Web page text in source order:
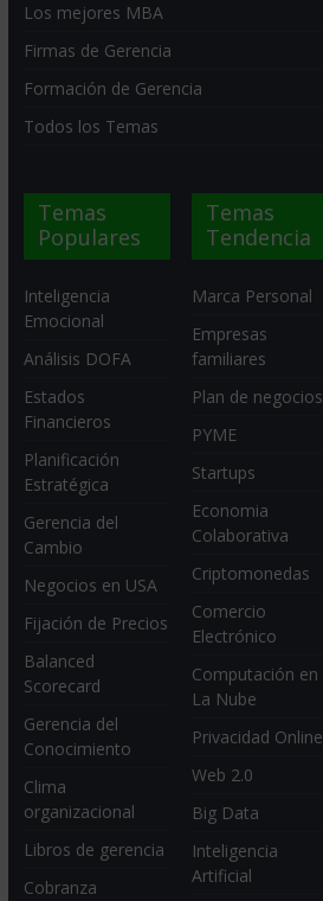
Los mejores MBA
Firmas de Gerencia
Formación de Gerencia
Todos los Temas
Temas
Populares
Inteligencia
Emocional
Análisis DOFA
Estados
Financieros
Planificación
Estratégica
Gerencia del
Cambio
Negocios en USA
Fijación de Precios
Balanced
Scorecard
Gerencia del
Conocimiento
Clima
organizacional
Libros de gerencia
Cobranza
Temas
Tendencia
Marca Personal
Empresas
familiares
Plan de negocios
PYME
Startups
Economia
Colaborativa
Criptomonedas
Comercio
Electrónico
Computación en
La Nube
Privacidad Online
Web 2.0
Big Data
Inteligencia
Artificial